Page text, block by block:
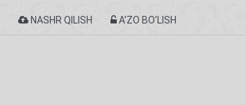
NASHR QILISH A'ZO BO'LISH